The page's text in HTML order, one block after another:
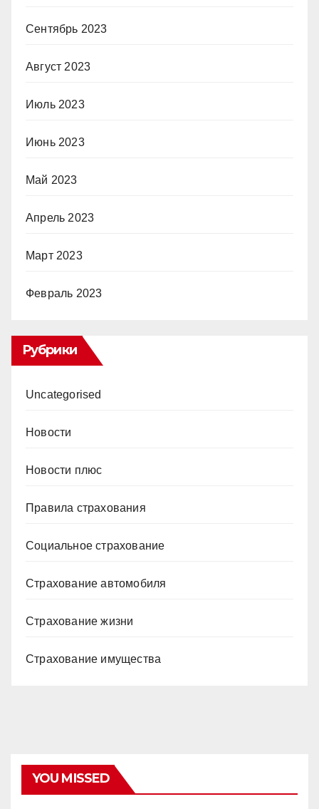
Сентябрь 2023
Август 2023
Июль 2023
Июнь 2023
Май 2023
Апрель 2023
Март 2023
Февраль 2023
Рубрики
Uncategorised
Новости
Новости плюс
Правила страхования
Социальное страхование
Страхование автомобиля
Страхование жизни
Страхование имущества
YOU MISSED